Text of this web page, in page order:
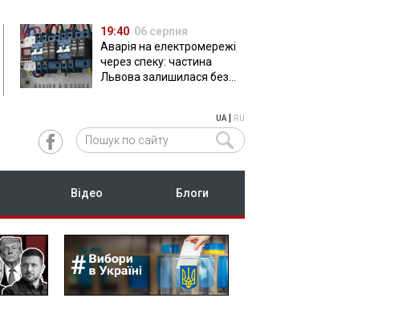
19:40 06 серпня
Аварія на електромережі
через спеку: частина
Львова залишилася без
UA| RU
Відео Блоги